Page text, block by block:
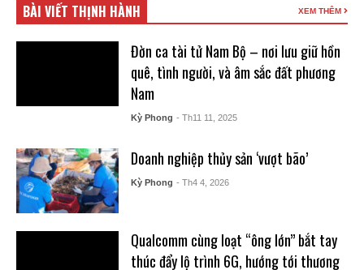
BÀI VIẾT THỊNH HÀNH XEM THÊM
Đờn ca tài tử Nam Bộ – nơi lưu giữ hồn
quê, tình người, và âm sắc đất phương
Nam
Kỳ Phong - Th11 11, 2025
Doanh nghiệp thủy sản ‘vượt bão’
Kỳ Phong - Th4 4, 2026
Qualcomm cùng loạt “ông lớn” bắt tay
thúc đẩy lộ trình 6G, hướng tới thương